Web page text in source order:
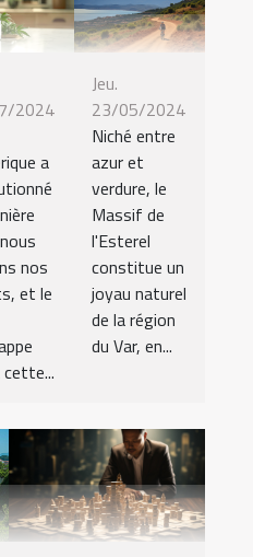
2024
a
nos
et le
Jeu.
23/05/2024
Niché entre
azur et
verdure, le
Massif de
l'Esterel
constitue un
joyau naturel
de la région
du Var, en...